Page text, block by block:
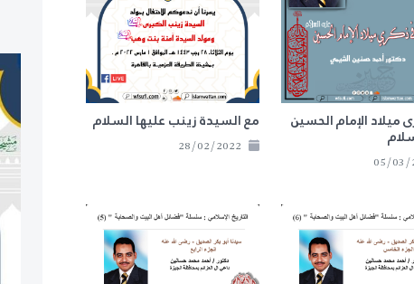
ميلاد الإمام الحسين مع السيدة زينب عليها السلام